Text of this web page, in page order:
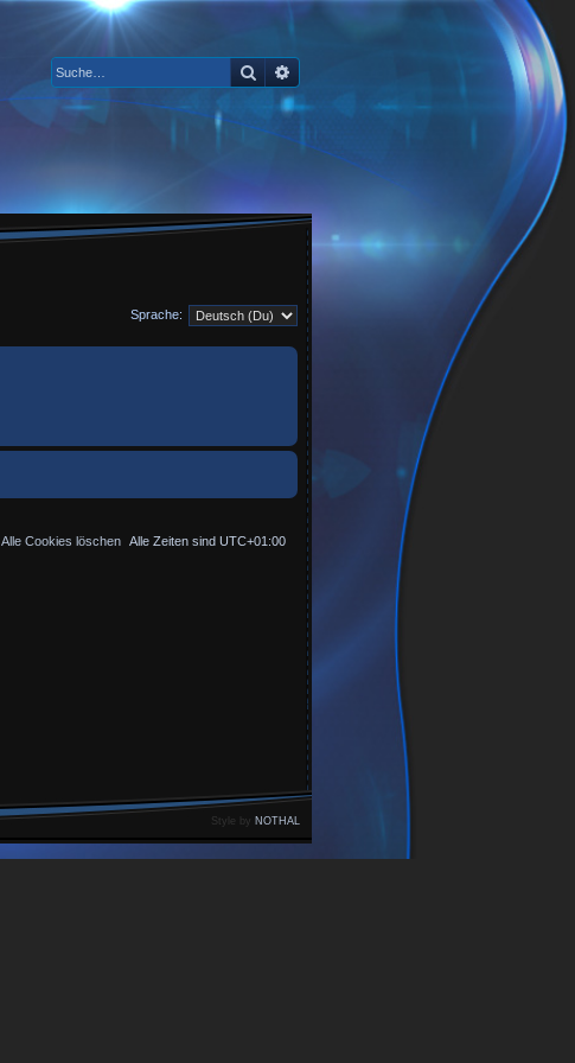
Suche
Sprache:
Alle Zeiten sind UTC+01:00
Alle Cookies löschen
Style by NOTHAL